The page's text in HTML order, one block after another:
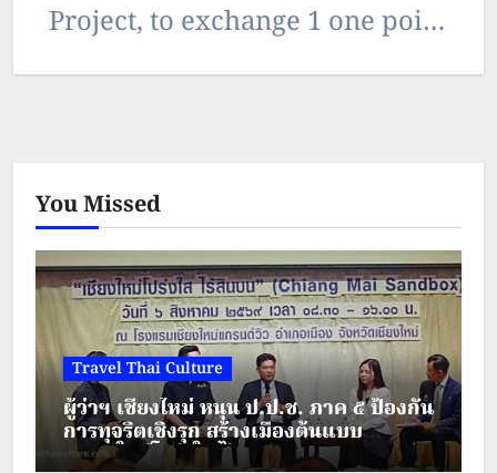
Project, to exchange 1 one point
for 1 pack of free dried noodle,
You Missed
Travel Thai Culture
ผู้ว่าฯ เชียงใหม่ หนุน ป.ป.ช. ภาค ๕ ป้องกัน
การทุจริตเชิงรุก สร้างเมืองต้นแบบ
“เชียงใหม่โปร่งใส ไร้สินบน”